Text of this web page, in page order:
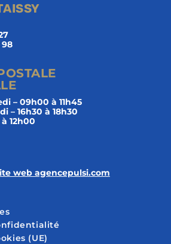
98
– 09h00 à 11h45
– 16h30 à 18h30
12h00
web agencepulsi.com
(UE)